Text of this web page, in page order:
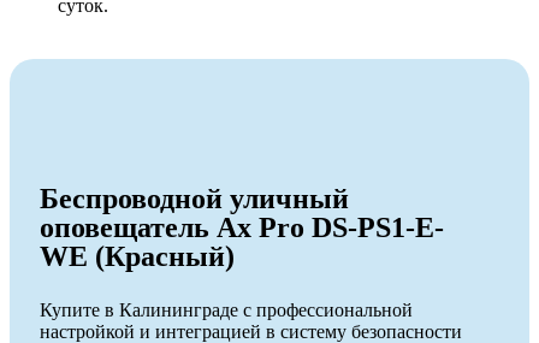
суток.
Беспроводной уличный
оповещатель Ax Pro DS-PS1-E-
WE (Красный)
Купите в Калининграде с профессиональной
настройкой и интеграцией в систему безопасности